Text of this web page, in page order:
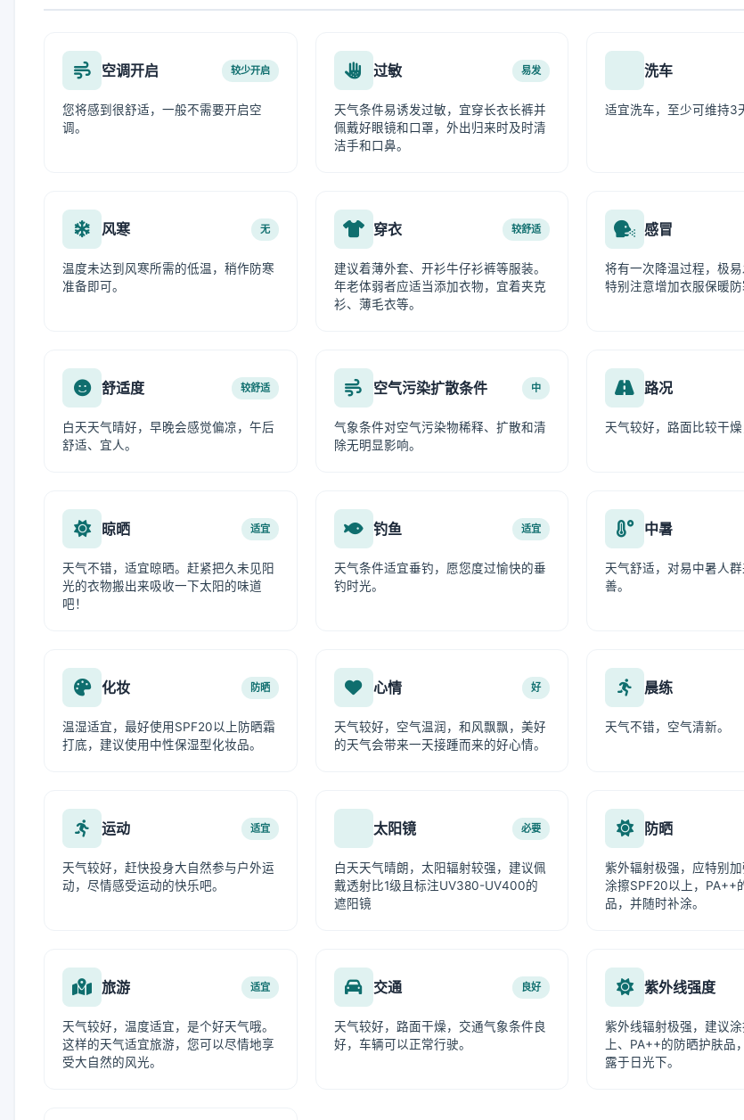
空调开启 较少开启
您将感到很舒适，一般不需要开启空
调。
过敏 易发
天气条件易诱发过敏，宜穿长衣长裤并
佩戴好眼镜和口罩，外出归来时及时清
洁手和口鼻。
洗车
适宜洗车，至少可维持3
风寒 无
温度未达到风寒所需的低温，稍作防寒
准备即可。
穿衣 较舒适
建议着薄外套、开衫牛仔衫裤等服装。
年老体弱者应适当添加衣物，宜着夹克
衫、薄毛衣等。
感冒
将有一次降温过程，极
特别注意增加衣服保暖防
舒适度 较舒适
白天天气晴好，早晚会感觉偏凉，午后
舒适、宜人。
空气污染扩散条件 中
气象条件对空气污染物稀释、扩散和清
除无明显影响。
路况
天气较好，路面比较干燥
晾晒 适宜
天气不错，适宜晾晒。赶紧把久未见阳
光的衣物搬出来吸收一下太阳的味道
吧！
钓鱼 适宜
天气条件适宜垂钓，愿您度过愉快的垂
钓时光。
中暑
天气舒适，对易中暑人
善。
化妆 防晒
温湿适宜，最好使用SPF20以上防晒霜
打底，建议使用中性保湿型化妆品。
心情 好
天气较好，空气温润，和风飘飘，美好
的天气会带来一天接踵而来的好心情。
晨练
天气不错，空气清新。
运动 适宜
天气较好，赶快投身大自然参与户外运
动，尽情感受运动的快乐吧。
太阳镜 必要
白天天气晴朗，太阳辐射较强，建议佩
戴透射比1级且标注UV380-UV400的
遮阳镜
防晒
紫外辐射极强，应特别
涂擦SPF20以上，PA++
品，并随时补涂。
旅游 适宜
天气较好，温度适宜，是个好天气哦。
这样的天气适宜旅游，您可以尽情地享
受大自然的风光。
交通 良好
天气较好，路面干燥，交通气象条件良
好，车辆可以正常行驶。
紫外线强度
紫外线辐射极强，建议
上、PA++的防晒护肤品
露于日光下。